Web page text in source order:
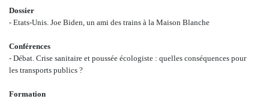
Dossier
- Etats-Unis. Joe Biden, un ami des trains à la Maison Blanche
Conférences
- Débat. Crise sanitaire et poussée écologiste : quelles conséquences pour
les transports publics ?
Formation